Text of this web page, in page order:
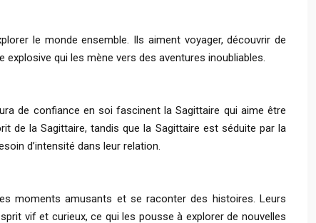
le monde ensemble. Ils aiment voyager, découvrir de
qui les mène vers des aventures inoubliables.
de confiance en soi fascinent la Sagittaire qui aime être
de la Sagittaire, tandis que la Sagittaire est séduite par la
d’intensité dans leur relation.
moments amusants et se raconter des histoires. Leurs
vif et curieux, ce qui les pousse à explorer de nouvelles